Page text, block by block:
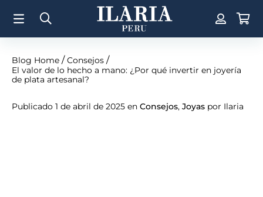
Blog Home /Consejos /
El valor de lo hecho a mano: ¿Por qué invertir en joyería
de plata artesanal?
Publicado 1 de abril de 2025 en Consejos, Joyas por Ilaria